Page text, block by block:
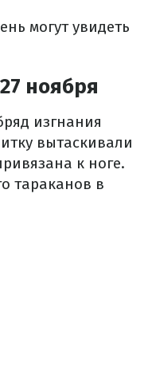
могут увидеть
ноября
изгнания
вытаскивали
к ноге.
тараканов в